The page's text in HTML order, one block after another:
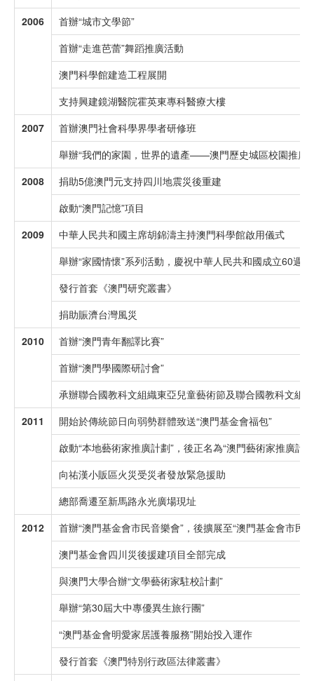
2006
首辦“城市文學節”
首辦“走進芭蕾”舞蹈推廣活動
澳門科學館建造工程展開
支持興建鏡湖醫院霍英東專科醫療大樓
2007
首辦澳門社會科學界學者研修班
舉辦“我們的家園，世界的遺產——澳門歷史城區校園推廣
2008
捐助5億澳門元支持四川地震災後重建
啟動“澳門記憶”項目
2009
中華人民共和國主席胡錦濤主持澳門科學館啟用儀式
舉辦“家國情懷”系列活動，慶祝中華人民共和國成立60週
發行首套《澳門研究叢書》
捐助賑濟台灣風災
2010
首辦“澳門青年翻譯比賽”
首辦“澳門學國際研討會”
承辦聯合國教科文組織東亞兒童藝術節及聯合國教科文組
2011
開始於傳統節日向弱勢群體致送“澳門基金會福包”
啟動“本地藝術家推廣計劃”，後正名為“澳門藝術家推廣計
向祐漢小販區火災受災者發放緊急援助
總部喬遷至新馬路永光廣場現址
2012
首辦“澳門基金會市民音樂會”，後擴展至“澳門基金會市民
澳門基金會四川災後援建項目全部完成
與澳門大學合辦“文學藝術家駐校計劃”
舉辦“第30屆大中專優異生旅行團”
“澳門基金會明愛家居護養服務”開始投入運作
發行首套《澳門特別行政區法律叢書》